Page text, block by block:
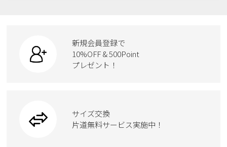
カジュアルシューズ
ワークシューズ
ウェア
ローファー
ブーツ
スクール
ボディバッグ
ハンドバッグ
トートバッグ
ケア用品
新規会員登録で
10%OFF & 500Point
プレゼント！
サイズ交換
片道無料サービス実施中！